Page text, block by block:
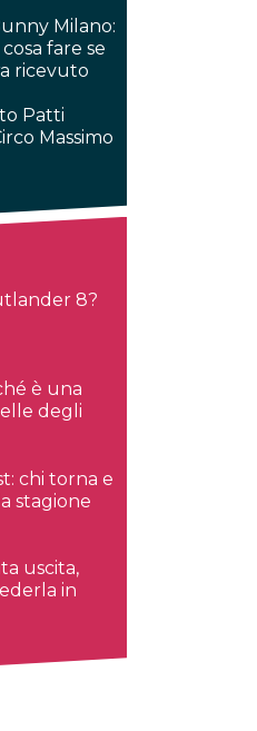
Milano:
fare se
ricevuto
Patti
Massimo
8?
è una
degli
chi torna e
stagione
uscita,
in